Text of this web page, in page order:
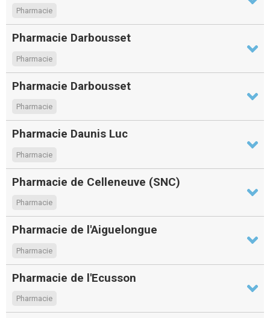
Pharmacie
Pharmacie Darbousset
Pharmacie
Pharmacie Darbousset
Pharmacie
Pharmacie Daunis Luc
Pharmacie
Pharmacie de Celleneuve (SNC)
Pharmacie
Pharmacie de l'Aiguelongue
Pharmacie
Pharmacie de l'Ecusson
Pharmacie